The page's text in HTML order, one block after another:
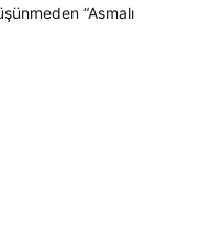
“Asmalı